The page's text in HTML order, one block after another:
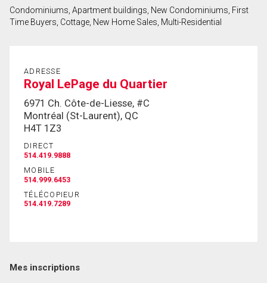
En cliquant sur le bouton « soumettre », vous
consentez à nos conditions d'utilisation et vous
nous fournissez l'autorisation écrite de
communiquer avec vous.
Condominiums, Apartment buildings, New Condominiums, First
Time Buyers, Cottage, New Home Sales, Multi-Residential
ADRESSE
Royal LePage du Quartier
6971 Ch. Côte-de-Liesse, #C
Montréal (St-Laurent), QC
H4T 1Z3
DIRECT
514.419.9888
MOBILE
514.999.6453
TÉLÉCOPIEUR
514.419.7289
Mes inscriptions